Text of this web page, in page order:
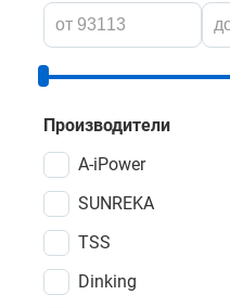
Производители
A-iPower
SUNREKA
TSS
Dinking